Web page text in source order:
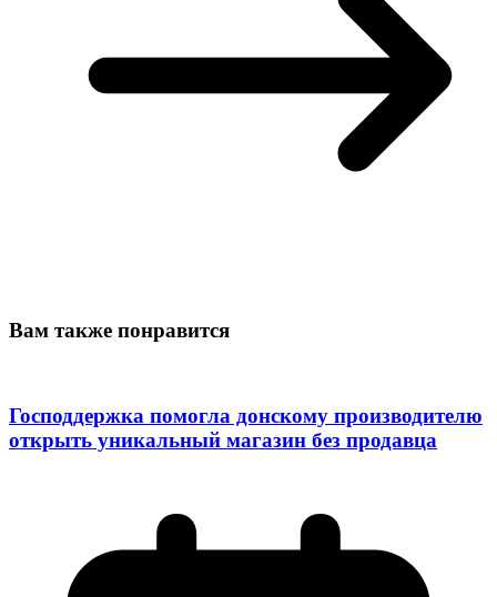
Вам также понравится
Господдержка помогла донскому производителю
открыть уникальный магазин без продавца